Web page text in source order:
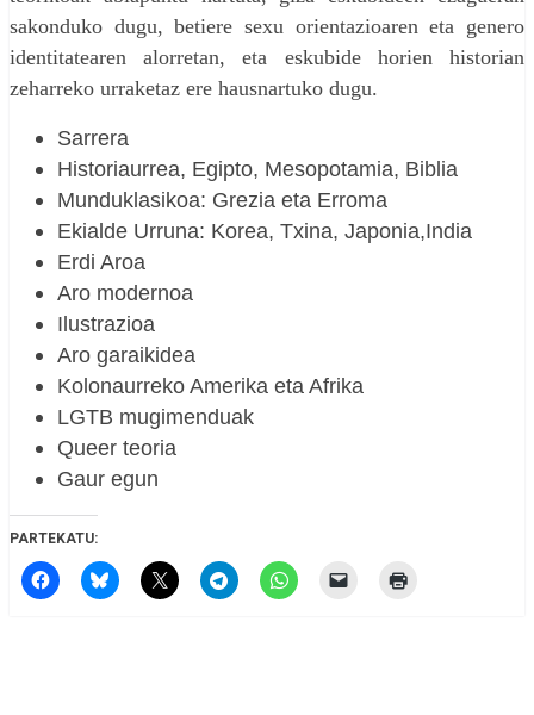
sakonduko dugu, betiere sexu orientazioaren eta genero
identitatearen alorretan, eta eskubide horien historian
zeharreko urraketaz ere hausnartuko dugu.
Sarrera
Historiaurrea, Egipto, Mesopotamia, Biblia
Munduklasikoa: Grezia eta Erroma
Ekialde Urruna: Korea, Txina, Japonia,India
Erdi Aroa
Aro modernoa
Ilustrazioa
Aro garaikidea
Kolonaurreko Amerika eta Afrika
LGTB mugimenduak
Queer teoria
Gaur egun
PARTEKATU: